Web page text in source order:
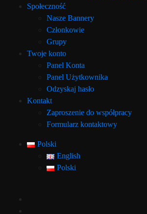
Społeczność
Nasze Bannery
Członkowie
Grupy
Twoje konto
Panel Konta
Panel Użytkownika
Odzyskaj hasło
Kontakt
Zaproszenie do współpracy
Formularz kontaktowy
Polski
English
Polski